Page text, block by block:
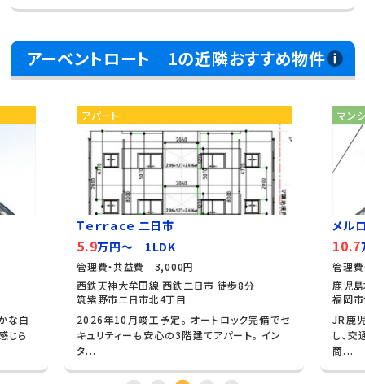
アーベントロート 1の近隣おすすめ物件
な白
じら
アパート
Ｔｅｒｒａｃｅ 二日市
5.9万円～ 1LDK
管理費・共益費 3,000円
西鉄天神大牟田線 西鉄二日市 徒歩8分
筑紫野市二日市北4丁目
2026年10月竣工予定。 オートロック完備でセ
キュリティーも安心の3階建てアパート。 イン
タ...
マン
メル
10.7
管理
鹿児
福岡
JR鹿
し、
商...